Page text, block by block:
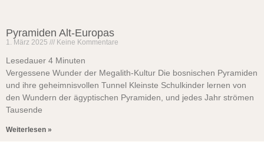
Pyramiden Alt-Europas
1. März 2025 Keine Kommentare
Lesedauer 4 Minuten
Vergessene Wunder der Megalith-Kultur Die bosnischen Pyramiden
und ihre geheimnisvollen Tunnel Kleinste Schulkinder lernen von
den Wundern der ägyptischen Pyramiden, und jedes Jahr strömen
Tausende
Weiterlesen »